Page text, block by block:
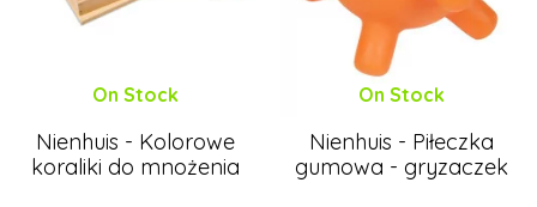
On Stock
Nienhuis - Kolorowe
koraliki do mnożenia
On Stock
Nienhuis - Piłeczka
gumowa - gryzaczek